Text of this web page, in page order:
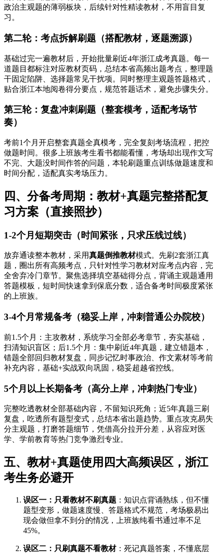
政治主观题的薄弱板块，后续针对性精读教材，不用盲目复
习。
第二轮：考点拆解刷题（搭配教材，逐题溯源）
基础过完一遍教材后，开始批量刷近4年浙江成考真题。每一
道题目都标注对应教材页码，总结本省高频出题考点，整理题
干固定陷阱、选择题常见干扰项。同时整理主观题答题格式，
贴合浙江本地阅卷得分要点，规范答题话术，避免步骤失分。
第三轮：复盘冲刺刷题（整套模考，适配考场节
奏）
考前1个月开启整套真题全真模考，完全复刻考场流程，把控
做题时间。很多上班族考生看书都能看懂，考场却出现作文写
不完、大题没时间作答的问题，本轮刷题重点训练做题速度和
时间分配，适配真实考场压力。
四、分备考周期：教材+真题完整搭配复
习方案（直接照抄）
1-2个月短期突击（时间紧张，只求压线过线）
放弃通读整本教材，采用真题倒推教材模式。先刷2套浙江真
题，圈出所有高频考点，只针对性学习教材对应考点内容，完
全舍弃冷门章节。聚焦选择填空基础得分点，背诵主观题通用
答题模板，短时间快速拿到保底分数，适合备考时间极度紧张
的上班族。
3-4个月常规备考（稳妥上岸，冲刺普通公办院校）
前1.5个月：主攻教材，系统学习全部必考章节，夯实基础，
扫清知识盲区；后1.5个月：集中刷近4年真题，建立错题本，
错题全部回归教材复盘，同步记忆时事政治、作文素材等考前
补充内容，基础+实战双向巩固，稳妥超越省控线。
5个月以上长期备考（高分上岸，冲刺热门专业）
完整吃透教材全部基础内容，不留知识死角；近5年真题三刷
复盘，吃透所有题型变式，总结本省出题趋势。重点攻克易失
分主观题，打磨答题细节，凭借高分拉开分差，从容应对医
学、学前教育等热门竞争激烈专业。
五、教材+真题使用四大高频误区，浙江
考生务必避开
误区一：只看教材不刷真题 ：知识点背诵熟练，但不懂
题型变形，做题速度慢、答题格式不规范，考场极易出
现会做但拿不到分的情况，上班族纯看书通过率不足
45%。
误区二：只刷真题不看教材：死记真题答案，不懂底层